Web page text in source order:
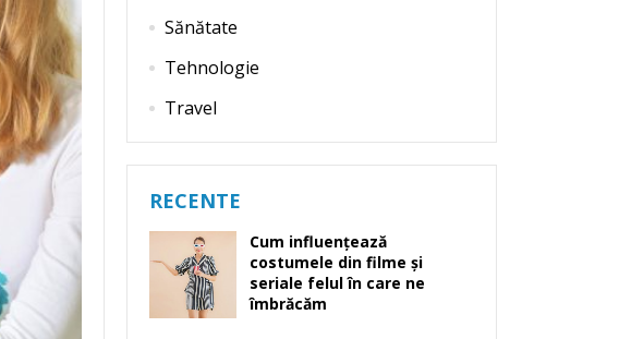
Sănătate
Tehnologie
Travel
RECENTE
Cum influențează
costumele din filme și
seriale felul în care ne
îmbrăcăm